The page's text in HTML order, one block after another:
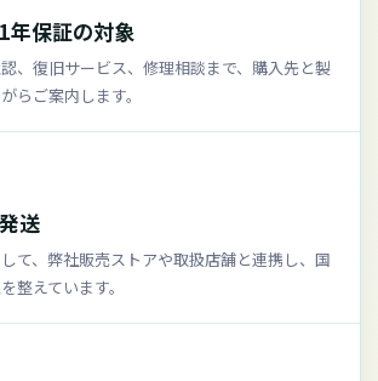
年保証の対象
、復旧サービス、修理相談まで、購入先と製
らご案内します。
送
て、弊社販売ストアや取扱店舗と連携し、国
整えています。